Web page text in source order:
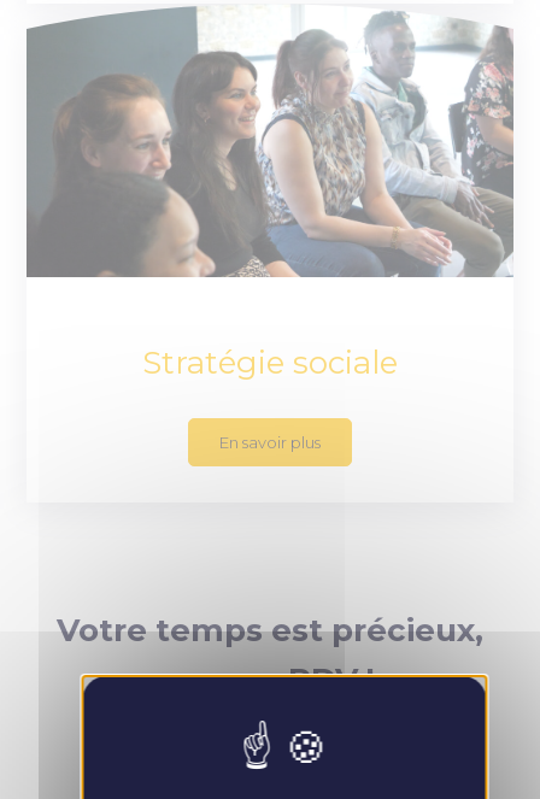
Stratégie sociale
En savoir plus
Votre temps est précieux,
prenez RDV !